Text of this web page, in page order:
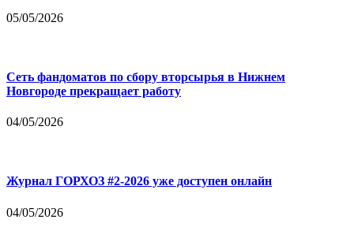
05/05/2026
Сеть фандоматов по сбору вторсырья в Нижнем
Новгороде прекращает работу
04/05/2026
Журнал ГОРХОЗ #2-2026 уже доступен онлайн
04/05/2026